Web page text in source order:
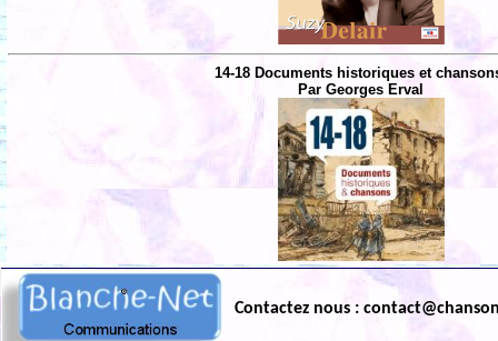
14-18 Documents historiques et
Par Georges Erval
Contactez nous :